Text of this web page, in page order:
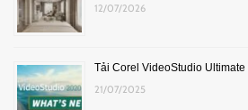
12/07/2026
Tải Corel VideoStudio
21/07/2025